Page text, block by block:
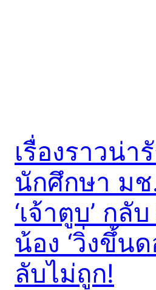
เรื่องราวน่า
นักศึกษา มช
‘เจ้าตูบ’ กลั
น้อง ‘วิ่งขึ้น
ลับไม่ถูก!